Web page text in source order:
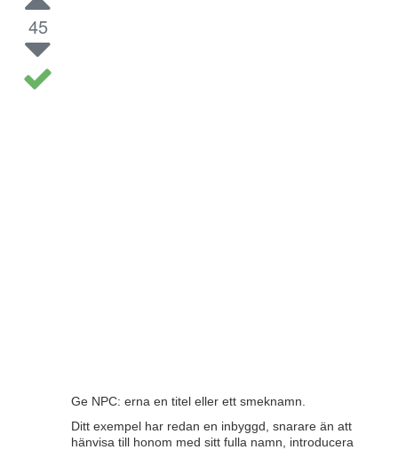
45
Ge NPC: erna en titel eller ett smeknamn.
Ditt exempel har redan en inbyggd, snarare än att
hänvisa till honom med sitt fulla namn, introducera